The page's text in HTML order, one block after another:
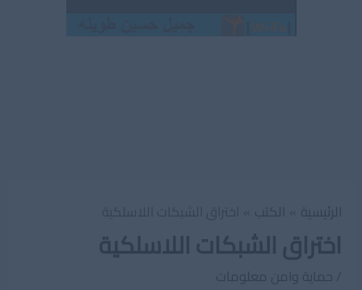
الرئيسية الكتب
اختراق الشبكات اللاسلكية
/ حماية وامن معلومات